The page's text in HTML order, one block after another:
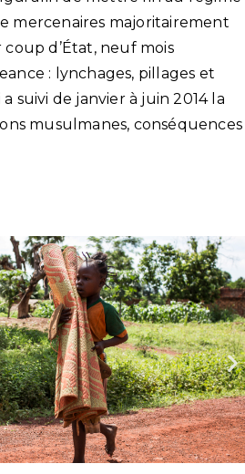
mercenaires majoritairement
d’État, neuf mois
: lynchages, pillages et
suivi de janvier à juin 2014 la
musulmanes, conséquences